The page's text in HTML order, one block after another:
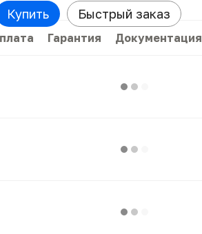
Купить Быстрый заказ
Гарантия Документация